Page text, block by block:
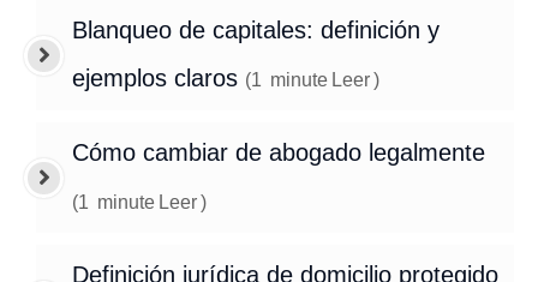
Blanqueo de capitales: definición y
ejemplos claros (1 minute Leer)
Cómo cambiar de abogado legalmente
(1 minute Leer)
Definición jurídica de domicilio protegido